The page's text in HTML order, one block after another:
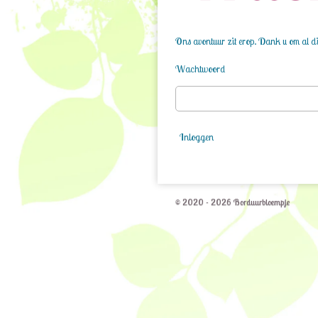
Ons avontuur zit erop. Dank u om al
Wachtwoord
Inloggen
© 2020 - 2026 Borduurbloempje